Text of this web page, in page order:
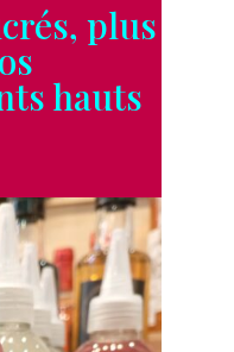
plus
à vos
hauts